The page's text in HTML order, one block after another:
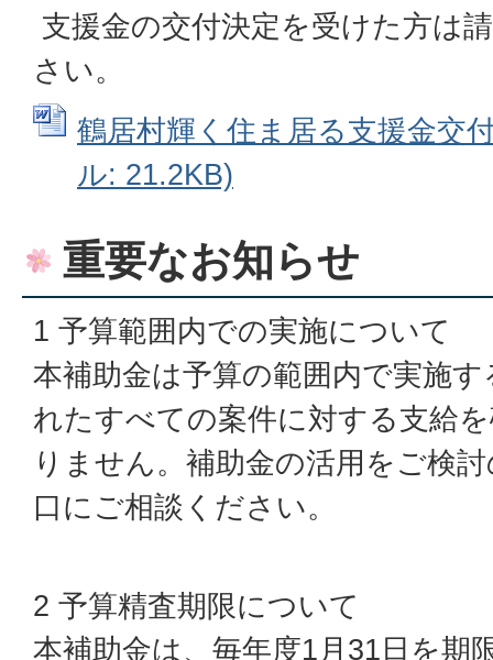
支援金の交付決定を受けた方は
さい。
鶴居村輝く住ま居る支援金交
ル: 21.2KB)
重要なお知らせ
1 予算範囲内での実施について
本補助金は予算の範囲内で実施
れたすべての案件に対する支給
りません。補助金の活用をご検
口にご相談ください。
2 予算精査期限について
本補助金は、毎年度1月31日を期